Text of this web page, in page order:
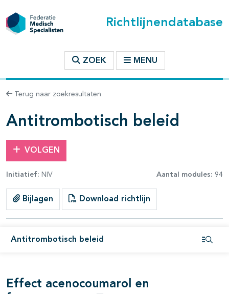
Richtlijnendatabase
ZOEK MENU
Terug naar zoekresultaten
Antitrombotisch beleid
VOLGEN
Initiatief: NIV Aantal modules: 94
Bijlagen Download richtlijn
Antitrombotisch beleid
binnen deze richtlijn
open- en dichtklappen
open- en dichtklappen
open- en dichtklappen
Effect acenocoumarol en